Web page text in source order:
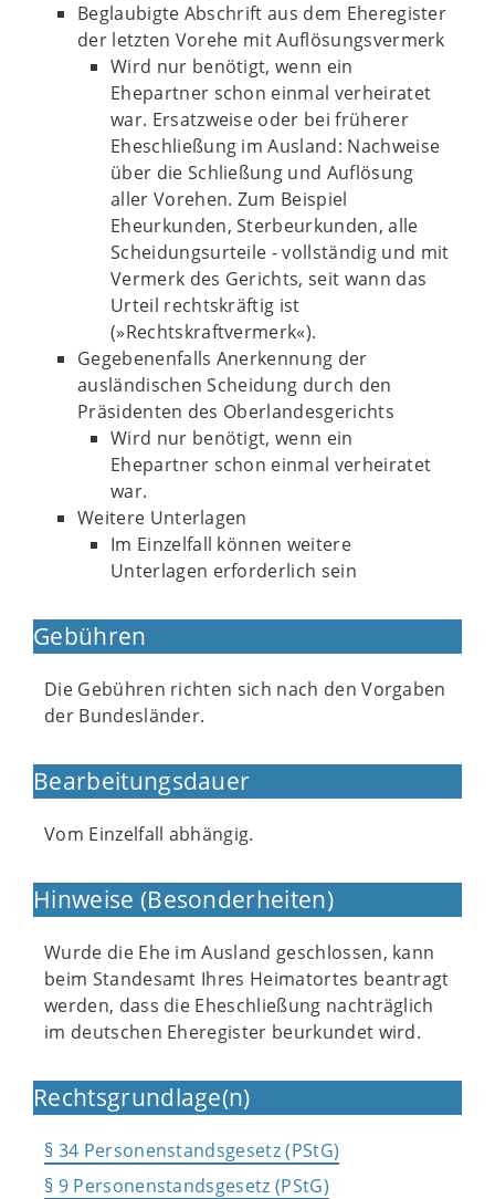
Beglaubigte Abschrift aus dem Eheregister
der letzten Vorehe mit Auflösungsvermerk
Wird nur benötigt, wenn ein
Ehepartner schon einmal verheiratet
war. Ersatzweise oder bei früherer
Eheschließung im Ausland: Nachweise
über die Schließung und Auflösung
aller Vorehen. Zum Beispiel
Eheurkunden, Sterbeurkunden, alle
Scheidungsurteile - vollständig und mit
Vermerk des Gerichts, seit wann das
Urteil rechtskräftig ist
(»Rechtskraftvermerk«).
Gegebenenfalls Anerkennung der
ausländischen Scheidung durch den
Präsidenten des Oberlandesgerichts
Wird nur benötigt, wenn ein
Ehepartner schon einmal verheiratet
war.
Weitere Unterlagen
Im Einzelfall können weitere
Unterlagen erforderlich sein
Gebühren
Die Gebühren richten sich nach den Vorgaben
der Bundesländer.
Bearbeitungsdauer
Vom Einzelfall abhängig.
Hinweise (Besonderheiten)
Wurde die Ehe im Ausland geschlossen, kann
beim Standesamt Ihres Heimatortes beantragt
werden, dass die Eheschließung nachträglich
im deutschen Eheregister beurkundet wird.
Rechtsgrundlage(n)
§ 34 Personenstandsgesetz (PStG)
§ 9 Personenstandsgesetz (PStG)